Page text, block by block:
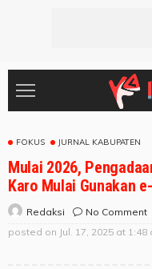
FOKUS JURNAL KABUPATEN
Mulai 2026,
Karo Mulai Gunakan
Redaksi
No Comment
posted on Jul. 17, 2025 at 1:48